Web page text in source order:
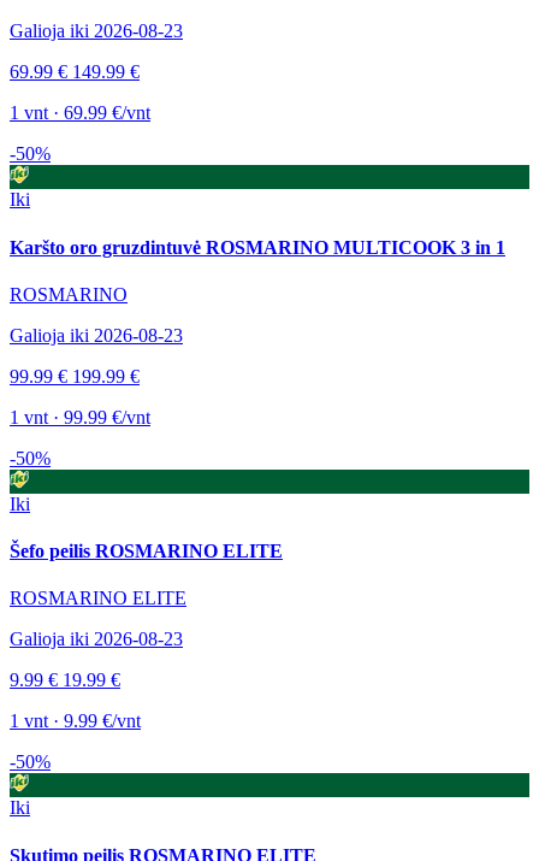
Galioja iki 2026-08-23
69.99 € 149.99 €
1 vnt · 69.99 €/vnt
-50%
Iki
Karšto oro gruzdintuvė ROSMARINO MULTICOOK 3 in 1
ROSMARINO
Galioja iki 2026-08-23
99.99 € 199.99 €
1 vnt · 99.99 €/vnt
-50%
Iki
Šefo peilis ROSMARINO ELITE
ROSMARINO ELITE
Galioja iki 2026-08-23
9.99 € 19.99 €
1 vnt · 9.99 €/vnt
-50%
Iki
Skutimo peilis ROSMARINO ELITE